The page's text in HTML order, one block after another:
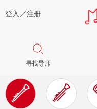
登入／注册
寻找导师